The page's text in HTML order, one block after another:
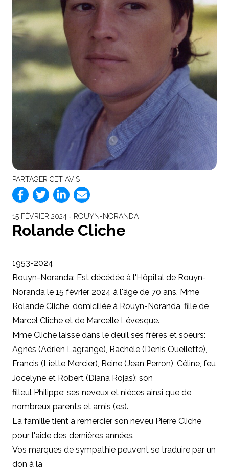
PARTAGER CET AVIS
15 FÉVRIER 2024 ‐ ROUYN-NORANDA
Rolande Cliche
1953-2024
Rouyn-Noranda: Est décédée à l'Hôpital de Rouyn-
Noranda le 15 février 2024 à l'âge de 70 ans, Mme
Rolande Cliche, domiciliée à Rouyn-Noranda, fille de
Marcel Cliche et de Marcelle Lévesque.
Mme Cliche laisse dans le deuil ses frères et soeurs:
Agnès (Adrien Lagrange), Rachèle (Denis Ouellette),
Francis (Liette Mercier), Reine (Jean Perron), Céline, feu
Jocelyne et Robert (Diana Rojas); son
filleul Philippe; ses neveux et nièces ainsi que de
nombreux parents et amis (es).
La famille tient à remercier son neveu Pierre Cliche
pour l'aide des dernières années.
Vos marques de sympathie peuvent se traduire par un
don à la